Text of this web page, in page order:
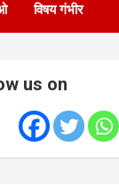
विषय गंभीर
us on